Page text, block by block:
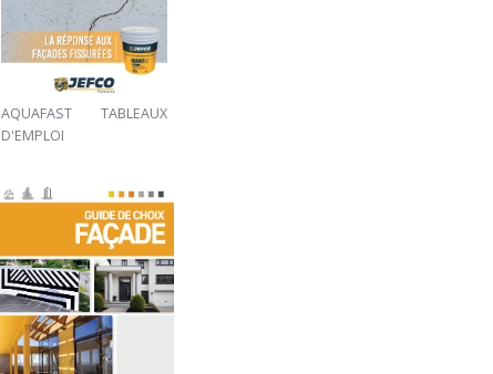
AQUAFAST TABLEAUX
D'EMPLOI